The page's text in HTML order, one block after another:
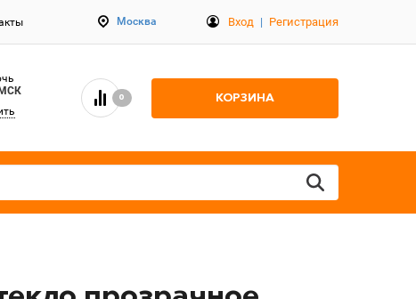
Москва Вход | Регистрация
МСК
0 КОРЗИНА